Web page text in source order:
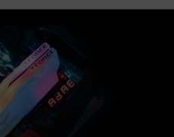
能无法达到标示的超频
常电压情况下进行验
状况，请联系处理器或